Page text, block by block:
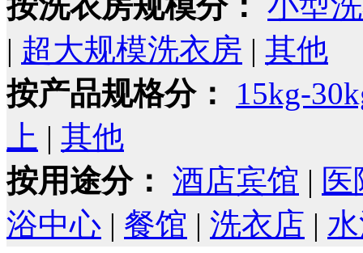
| 超大规模洗衣房 | 其他
按产品规格分：
15kg-
上 | 其他
按用途分： 酒店宾馆 | 医
浴中心 | 餐馆 | 洗衣店 |